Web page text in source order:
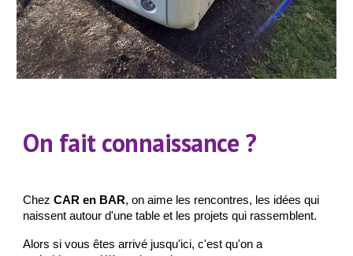
On fait connaissance ?
ChezCAR en BAR, on aime les rencontres, les idées qui
naissent autour d'une table et les projets qui rassemblent.
Alors si vous êtes arrivé jusqu'ici, c'est qu'on a